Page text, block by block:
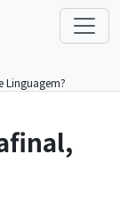
Linguagem?